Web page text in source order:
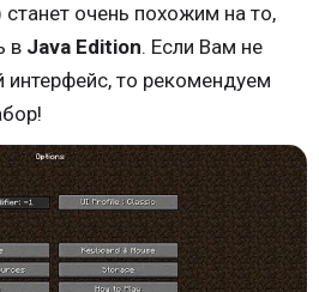
очень похожим на то,
в Java Edition. Если Вам не
интерфейс, то рекомендуем